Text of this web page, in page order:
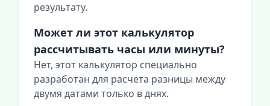
результату.
Может ли этот калькулятор
рассчитывать часы или минуты?
Нет, этот калькулятор специально
разработан для расчета разницы между
двумя датами только в днях.